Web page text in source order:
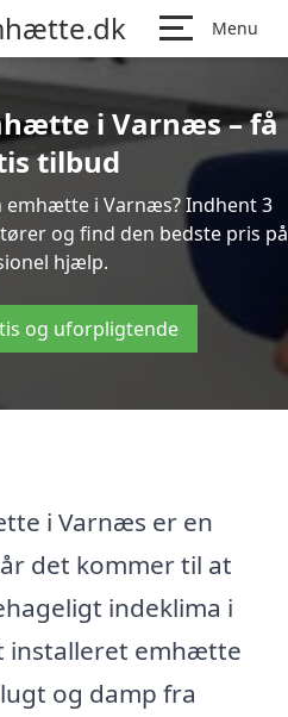
Menu
i Varnæs – få
tilbud
emhætte i Varnæs? Indhent 3
og find den bedste pris på
hjælp.
og uforpligtende
i Varnæs er en
det kommer til at
indeklima i
installeret emhætte
og damp fra